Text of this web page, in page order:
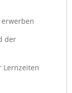
der
Lernzeiten